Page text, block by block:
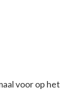
voor op het